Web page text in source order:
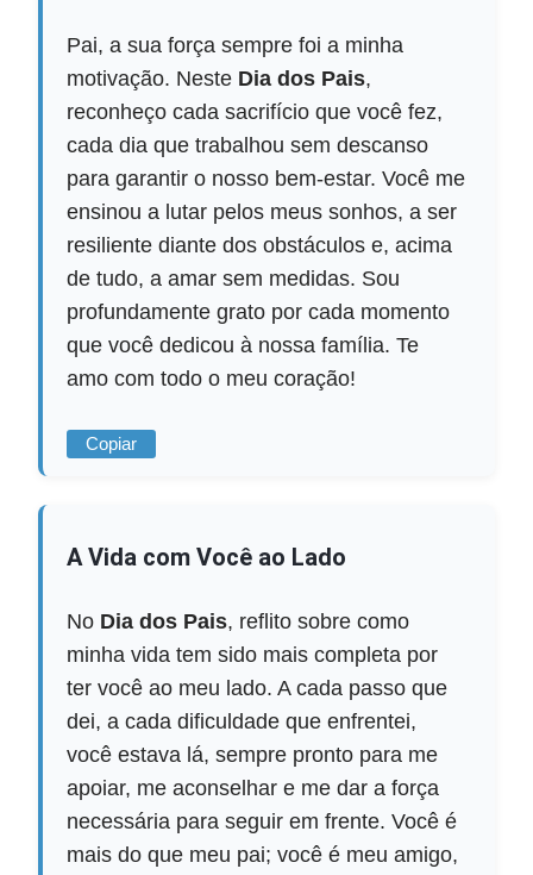
Pai, a sua força sempre foi a minha
motivação. Neste Dia dos Pais,
reconheço cada sacrifício que você fez,
cada dia que trabalhou sem descanso
para garantir o nosso bem-estar. Você me
ensinou a lutar pelos meus sonhos, a ser
resiliente diante dos obstáculos e, acima
de tudo, a amar sem medidas. Sou
profundamente grato por cada momento
que você dedicou à nossa família. Te
amo com todo o meu coração!
Copiar
A Vida com Você ao Lado
No Dia dos Pais, reflito sobre como
minha vida tem sido mais completa por
ter você ao meu lado. A cada passo que
dei, a cada dificuldade que enfrentei,
você estava lá, sempre pronto para me
apoiar, me aconselhar e me dar a força
necessária para seguir em frente. Você é
mais do que meu pai; você é meu amigo,